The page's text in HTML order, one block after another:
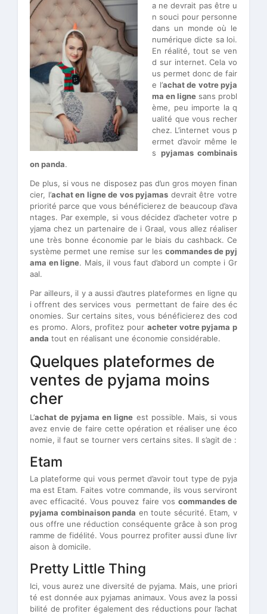
a ne devrait pas être u
n souci pour personne
dans un monde où le
numérique dicte sa loi.
En réalité, tout se ven
d sur internet. Cela vo
us permet donc de fair
e l’achat de votre pyja
ma en ligne sans probl
ème, peu importe la q
ualité que vous recher
chez. L’internet vous p
ermet d’avoir même le
s pyjamas combinais
on panda.
De plus, si vous ne disposez pas d’un gros moyen finan
cier, l’achat en ligne de vos pyjamas devrait être votre
priorité parce que vous bénéficierez de beaucoup d’ava
ntages. Par exemple, si vous décidez d’acheter votre p
yjama chez un partenaire de i Graal, vous allez réaliser
une très bonne économie par le biais du cashback. Ce
système permet une remise sur les commandes de pyj
ama en ligne. Mais, il vous faut d’abord un compte i Gr
aal.
Par ailleurs, il y a aussi d’autres plateformes en ligne qu
i offrent des services vous permettant de faire des éc
onomies. Sur certains sites, vous bénéficierez des cod
es promo. Alors, profitez pour acheter votre pyjama p
anda tout en réalisant une économie considérable.
Quelques plateformes de
ventes de pyjama moins
cher
L’achat de pyjama en ligne est possible. Mais, si vous
avez envie de faire cette opération et réaliser une éco
nomie, il faut se tourner vers certains sites. Il s’agit de :
Etam
La plateforme qui vous permet d’avoir tout type de pyja
ma est Etam. Faites votre commande, ils vous serviront
avec efficacité. Vous pouvez faire vos commandes de
pyjama combinaison panda en toute sécurité. Etam, v
ous offre une réduction conséquente grâce à son prog
ramme de fidélité. Vous pourrez profiter aussi d’une livr
aison à domicile.
Pretty Little Thing
Ici, vous aurez une diversité de pyjama. Mais, une priori
té est donnée aux pyjamas animaux. Vous avez la possi
bilité de profiter également des réductions pour l’achat